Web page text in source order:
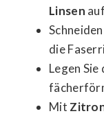
Linsen
die
Legen
Mit